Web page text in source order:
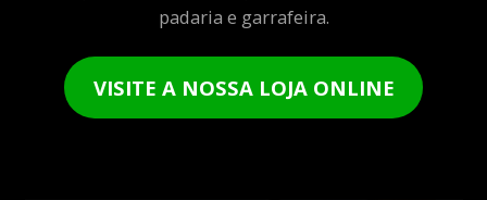
padaria e garrafeira.
VISITE A NOSSA LOJA ONLINE